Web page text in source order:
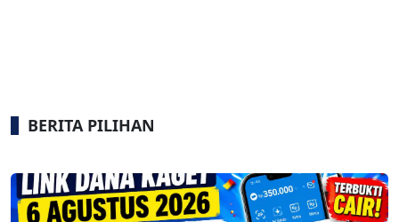
BERITA PILIHAN